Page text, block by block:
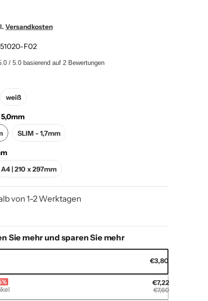
Versandkosten
F02
/ 5.0 basierend auf 2 Bewertungen
weiß
5,0mm
SLIM - 1,7mm
A4 | 210 x 297mm
von 1-2 Werktagen
Sie mehr und sparen Sie mehr
€3,80
€7,22
€7,60